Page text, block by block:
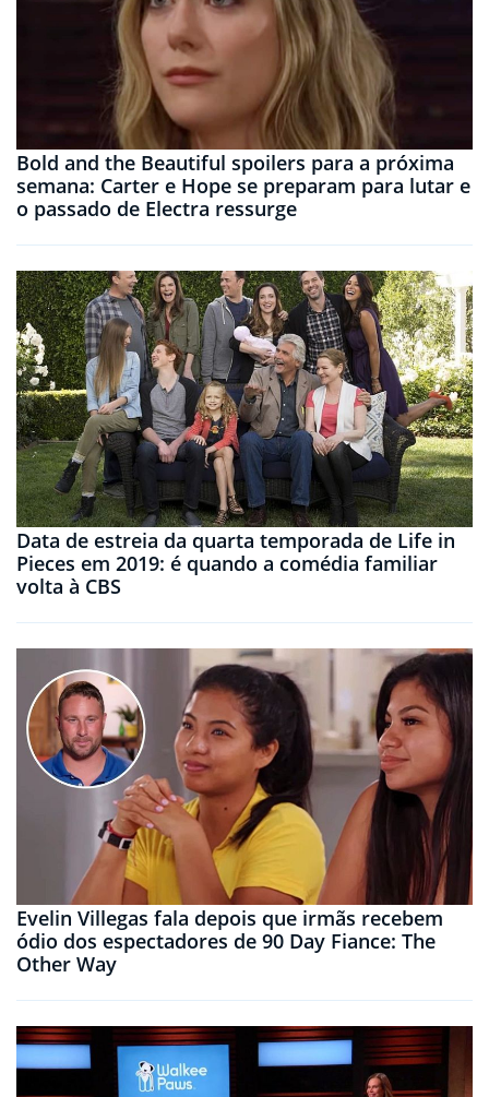
Bold and the Beautiful spoilers para a próxima
semana: Carter e Hope se preparam para lutar e
o passado de Electra ressurge
Data de estreia da quarta temporada de Life in
Pieces em 2019: é quando a comédia familiar
volta à CBS
Evelin Villegas fala depois que irmãs recebem
ódio dos espectadores de 90 Day Fiance: The
Other Way